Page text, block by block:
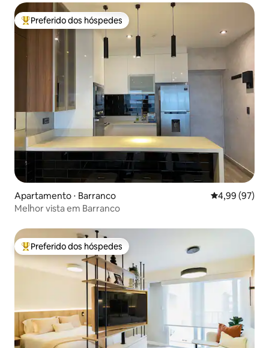
Entre os melhores preferidos dos hóspedes
Preferido dos hóspedes
Apartamento ⋅ Barranco 4,99 de uma
4,99 (97)
Melhor vista em Barranco
Entre os melhores preferidos dos hóspedes
Preferido dos hóspedes